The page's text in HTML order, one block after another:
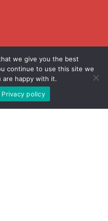
we give you the best
continue to use this site we
are happy with it.
Privacy policy